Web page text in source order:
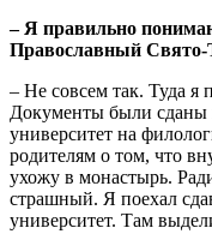
– Я правильно
Православный Свято-
– Не совсем так. Туда я
Документы были сданы
университет на
родителям о том, что
ухожу в монастырь.
страшный. Я поехал
университет. Там